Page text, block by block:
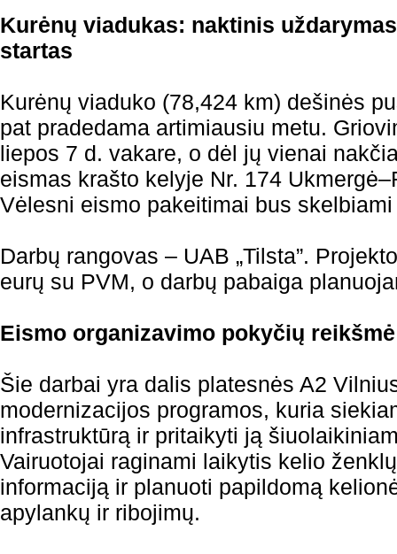
Kurėnų viadukas: naktinis
startas
Kurėnų viaduko (78,424 km) dešinės
pat pradedama artimiausiu metu.
liepos 7 d. vakare, o dėl jų vienai
eismas krašto kelyje Nr. 174
Vėlesni eismo pakeitimai bus
Darbų rangovas – UAB „Tilsta”.
eurų su PVM, o darbų pabaiga
Eismo organizavimo pokyčių reikšmė
Šie darbai yra dalis platesnės A2
modernizacijos programos, kuria
infrastruktūrą ir pritaikyti ją
Vairuotojai raginami laikytis kelio
informaciją ir planuoti papildomą
apylankų ir ribojimų.